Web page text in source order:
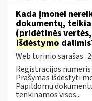
Kada įmonei
dokumentų,
(pridėtinės
išdėstymo
Web turinio sąrašas
Registracijos
Prašymas išdėstyti
Papildomų
tenkinamos visos...